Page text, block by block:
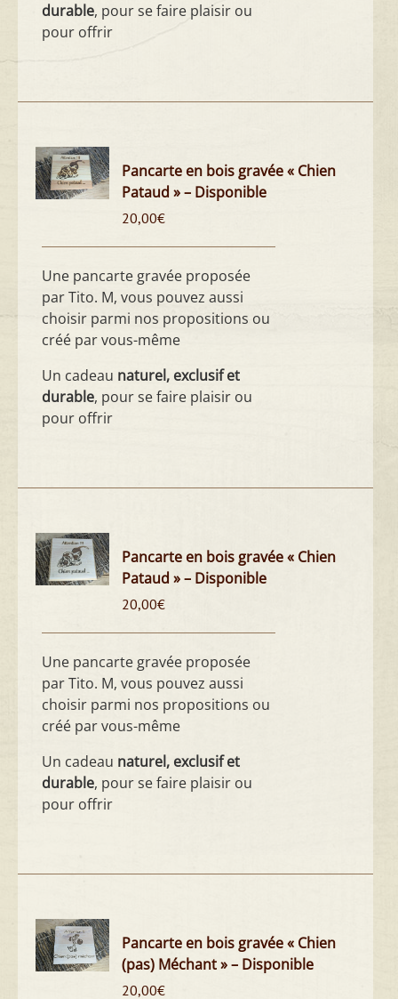
durable, pour se faire plaisir ou
pour offrir
Pancarte en bois gravée « Chien
Pataud » – Disponible
20,00€
Une pancarte gravée proposée
par Tito. M, vous pouvez aussi
choisir parmi nos propositions ou
créé par vous-même
Un cadeau naturel, exclusif et
durable, pour se faire plaisir ou
pour offrir
Pancarte en bois gravée « Chien
Pataud » – Disponible
20,00€
Une pancarte gravée proposée
par Tito. M, vous pouvez aussi
choisir parmi nos propositions ou
créé par vous-même
Un cadeau naturel, exclusif et
durable, pour se faire plaisir ou
pour offrir
Pancarte en bois gravée « Chien
(pas) Méchant » – Disponible
20,00€